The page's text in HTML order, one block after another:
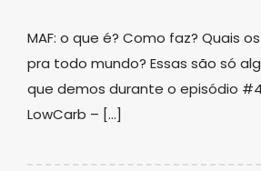
MAF: o que é? Como faz? Quais
pra todo mundo? Essas são só
que demos durante o episódio
LowCarb – […]